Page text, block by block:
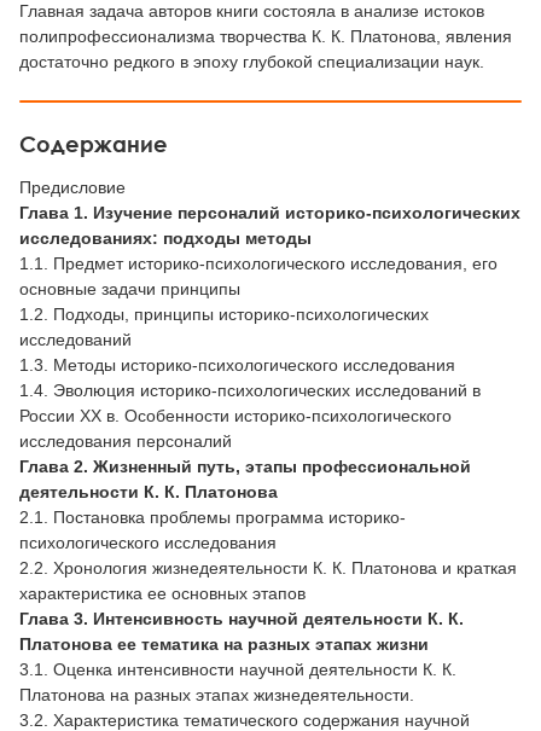
Главная задача авторов книги состояла в анализе истоков
полипрофессионализма творчества К. К. Платонова, явления
достаточно редкого в эпоху глубокой специализации наук.
Содержание
Предисловие
Глава 1. Изучение персоналий историко-психологических
исследованиях: подходы методы
1.1. Предмет историко-психологического исследования, его
основные задачи принципы
1.2. Подходы, принципы историко-психологических
исследований
1.3. Методы историко-психологического исследования
1.4. Эволюция историко-психологических исследований в
России ХХ в. Особенности историко-психологического
исследования персоналий
Глава 2. Жизненный путь, этапы профессиональной
деятельности К. К. Платонова
2.1. Постановка проблемы программа историко-
психологического исследования
2.2. Хронология жизнедеятельности К. К. Платонова и краткая
характеристика ее основных этапов
Глава 3. Интенсивность научной деятельности К. К.
Платонова ее тематика на разных этапах жизни
3.1. Оценка интенсивности научной деятельности К. К.
Платонова на разных этапах жизнедеятельности.
3.2. Характеристика тематического содержания научной